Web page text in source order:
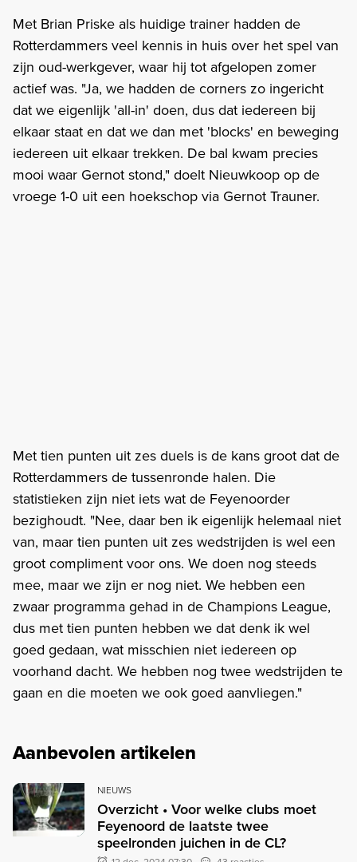
Met Brian Priske als huidige trainer hadden de
Rotterdammers veel kennis in huis over het spel van
zijn oud-werkgever, waar hij tot afgelopen zomer
actief was. "Ja, we hadden de corners zo ingericht
dat we eigenlijk 'all-in' doen, dus dat iedereen bij
elkaar staat en dat we dan met 'blocks' en beweging
iedereen uit elkaar trekken. De bal kwam precies
mooi waar Gernot stond," doelt Nieuwkoop op de
vroege 1-0 uit een hoekschop via Gernot Trauner.
Met tien punten uit zes duels is de kans groot dat de
Rotterdammers de tussenronde halen. Die
statistieken zijn niet iets wat de Feyenoorder
bezighoudt. "Nee, daar ben ik eigenlijk helemaal niet
van, maar tien punten uit zes wedstrijden is wel een
groot compliment voor ons. We doen nog steeds
mee, maar we zijn er nog niet. We hebben een
zwaar programma gehad in de Champions League,
dus met tien punten hebben we dat denk ik wel
goed gedaan, wat misschien niet iedereen op
voorhand dacht. We hebben nog twee wedstrijden te
gaan en die moeten we ook goed aanvliegen."
Aanbevolen artikelen
NIEUWS
Overzicht • Voor welke clubs moet
Feyenoord de laatste twee
speelronden juichen in de CL?